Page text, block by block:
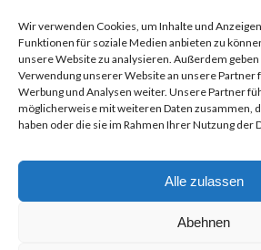
Wir verwenden Cookies, um Inhalte und
Funktionen für soziale Medien anbieten zu
unsere Website zu analysieren. Außerdem
Verwendung unserer Website an unsere Partner
Werbung und Analysen weiter. Unsere Partner
möglicherweise mit weiteren Daten zusammen,
haben oder die sie im Rahmen Ihrer Nutzung der
Alle zulassen
Abehnen
AGB
Hauptstraße 97,